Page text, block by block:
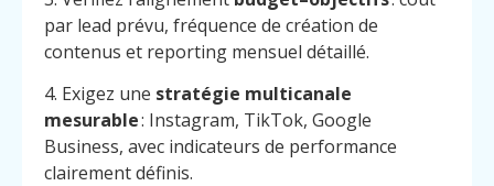
par lead prévu, fréquence de création de
contenus et reporting mensuel détaillé.
4. Exigez une stratégie multicanale
mesurable: Instagram, TikTok, Google
Business, avec indicateurs de performance
clairement définis.